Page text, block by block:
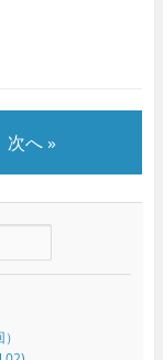
次へ »